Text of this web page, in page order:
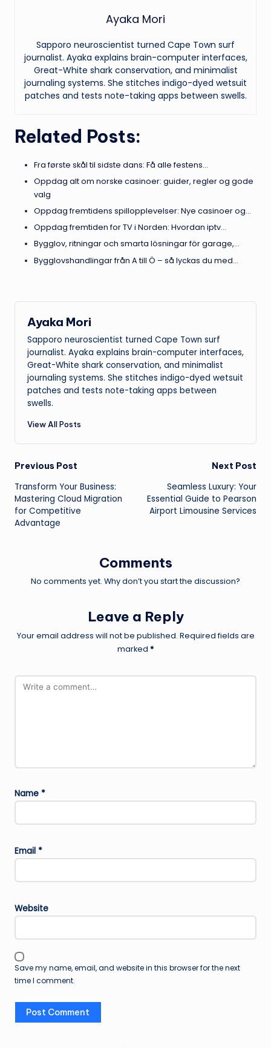
Ayaka Mori
Sapporo neuroscientist turned Cape Town surf
journalist. Ayaka explains brain-computer interfaces,
Great-White shark conservation, and minimalist
journaling systems. She stitches indigo-dyed wetsuit
patches and tests note-taking apps between swells.
Related Posts:
Fra første skål til sidste dans: Få alle festens…
Oppdag alt om norske casinoer: guider, regler og gode
valg
Oppdag fremtidens spillopplevelser: Nye casinoer og…
Oppdag fremtiden for TV i Norden: Hvordan iptv…
Bygglov, ritningar och smarta lösningar för garage,…
Bygglovshandlingar från A till Ö – så lyckas du med…
Ayaka Mori
Sapporo neuroscientist turned Cape Town surf
journalist. Ayaka explains brain-computer interfaces,
Great-White shark conservation, and minimalist
journaling systems. She stitches indigo-dyed wetsuit
patches and tests note-taking apps between
swells.
View All Posts
Post
navigation
Previous Post
Transform Your Business:
Mastering Cloud Migration
for Competitive
Advantage
Next Post
Seamless Luxury: Your
Essential Guide to Pearson
Airport Limousine Services
Comments
No comments yet. Why don’t you start the discussion?
Leave a Reply
Your email address will not be published. Required fields are
marked *
Name *
Email *
Website
Save my name, email, and website in this browser for the next
time I comment.